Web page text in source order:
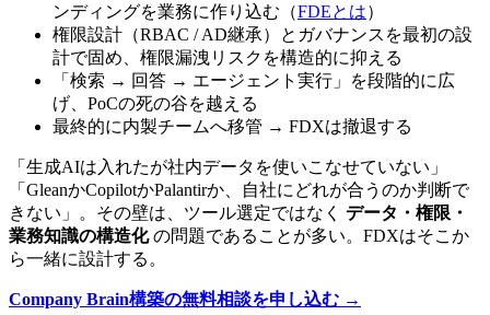
ンディングを​業務に​作り込む​（FDEとは）
権限設計​（RBAC / AD継承）と​ガバナンスを​最初の​設
計で​固め、​権限漏洩リスクを​構造的に​抑える
「検索 → 回答 → エージェント実行」を​段階的に​広
げ、​PoCの​死の​谷を​越える
最終的に​内製チームへ​移管 → FDXは​撤退する
「生成AIは​入れたが​社内データを​使いこなせていない」​
「Gleanか​Copilotか​Palantirか、​自社に​どれが​合うのか​判断で
きない」。​その壁は、​ツール選定ではなく​ データ・権限・
業務知識の構造化の​問題である​ことが​多い。​FDXは​そこか
ら​一緒に​設計する。
Company Brain構築の​無料相談を​申し込む →